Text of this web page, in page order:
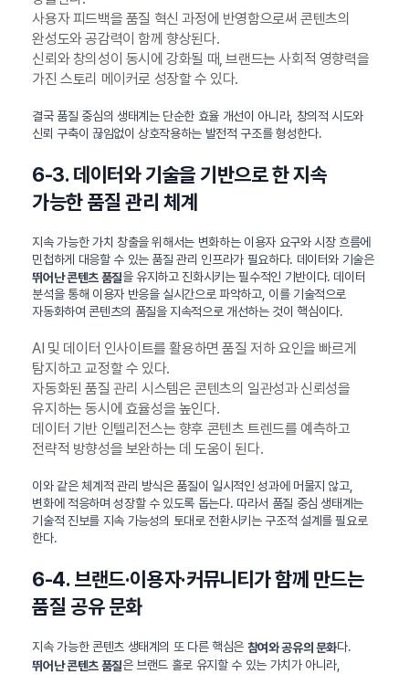
사용자 피드백을 품질 혁신 과정에 반영함으로써 콘텐츠의
완성도와 공감력이 함께 향상된다.
신뢰와 창의성이 동시에 강화될 때, 브랜드는 사회적 영향력을
가진 스토리 메이커로 성장할 수 있다.
결국 품질 중심의 생태계는 단순한 효율 개선이 아니라, 창의적 시도와
신뢰 구축이 끊임없이 상호작용하는 발전적 구조를 형성한다.
6-3. 데이터와 기술을 기반으로 한 지속
가능한 품질 관리 체계
지속 가능한 가치 창출을 위해서는 변화하는 이용자 요구와 시장 흐름에
민첩하게 대응할 수 있는 품질 관리 인프라가 필요하다. 데이터와 기술은
뛰어난 콘텐츠 품질을 유지하고 진화시키는 필수적인 기반이다. 데이터
분석을 통해 이용자 반응을 실시간으로 파악하고, 이를 기술적으로
자동화하여 콘텐츠의 품질을 지속적으로 개선하는 것이 핵심이다.
AI 및 데이터 인사이트를 활용하면 품질 저하 요인을 빠르게
탐지하고 교정할 수 있다.
자동화된 품질 관리 시스템은 콘텐츠의 일관성과 신뢰성을
유지하는 동시에 효율성을 높인다.
데이터 기반 인텔리전스는 향후 콘텐츠 트렌드를 예측하고
전략적 방향성을 보완하는 데 도움이 된다.
이와 같은 체계적 관리 방식은 품질이 일시적인 성과에 머물지 않고,
변화에 적응하며 성장할 수 있도록 돕는다. 따라서 품질 중심 생태계는
기술적 진보를 지속 가능성의 토대로 전환시키는 구조적 설계를 필요로
한다.
6-4. 브랜드·이용자·커뮤니티가 함께 만드는
품질 공유 문화
지속 가능한 콘텐츠 생태계의 또 다른 핵심은 참여와 공유의 문화다.
뛰어난 콘텐츠 품질은 브랜드 홀로 유지할 수 있는 가치가 아니라,